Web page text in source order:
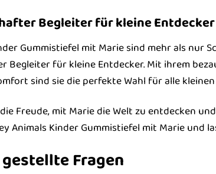
Begleiter für kleine Entdecker
Gummistiefel mit Marie sind mehr als nur
Begleiter für kleine Entdecker. Mit ihrem
sind sie die perfekte Wahl für alle kleinen
Freude, mit Marie die Welt zu entdecken
Animals Kinder Gummistiefel mit Marie und
Fragen